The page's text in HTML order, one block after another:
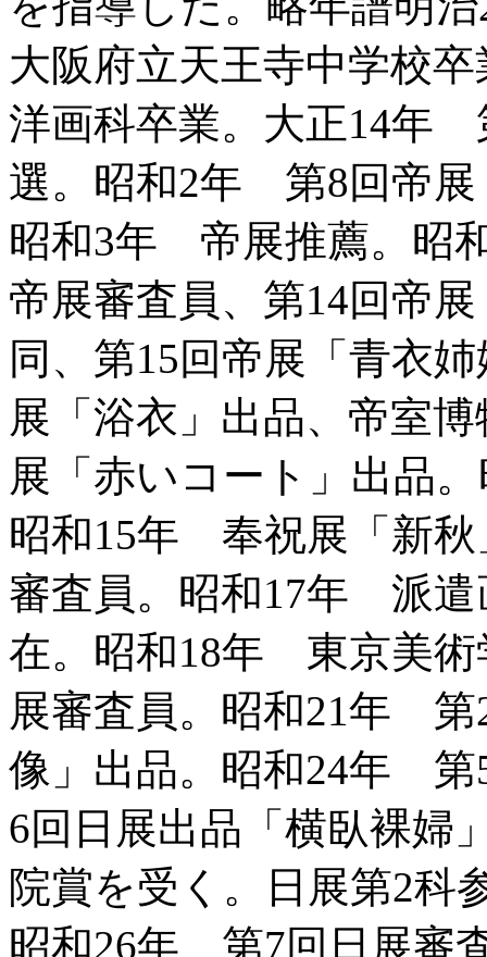
大阪府立天王寺中学校
洋画科卒業。大正14年
選。昭和2年 第8回帝展
昭和3年 帝展推薦。
帝展審査員、第14回帝
同、第15回帝展「青衣
展「浴衣」出品、帝室
展「赤いコート」出品
昭和15年 奉祝展「新
審査員。昭和17年 派遣
在。昭和18年 東京美
展審査員。昭和21年 第
像」出品。昭和24年
6回日展出品「横臥裸婦
院賞を受く。日展第2科
昭和26年 第7回日展審